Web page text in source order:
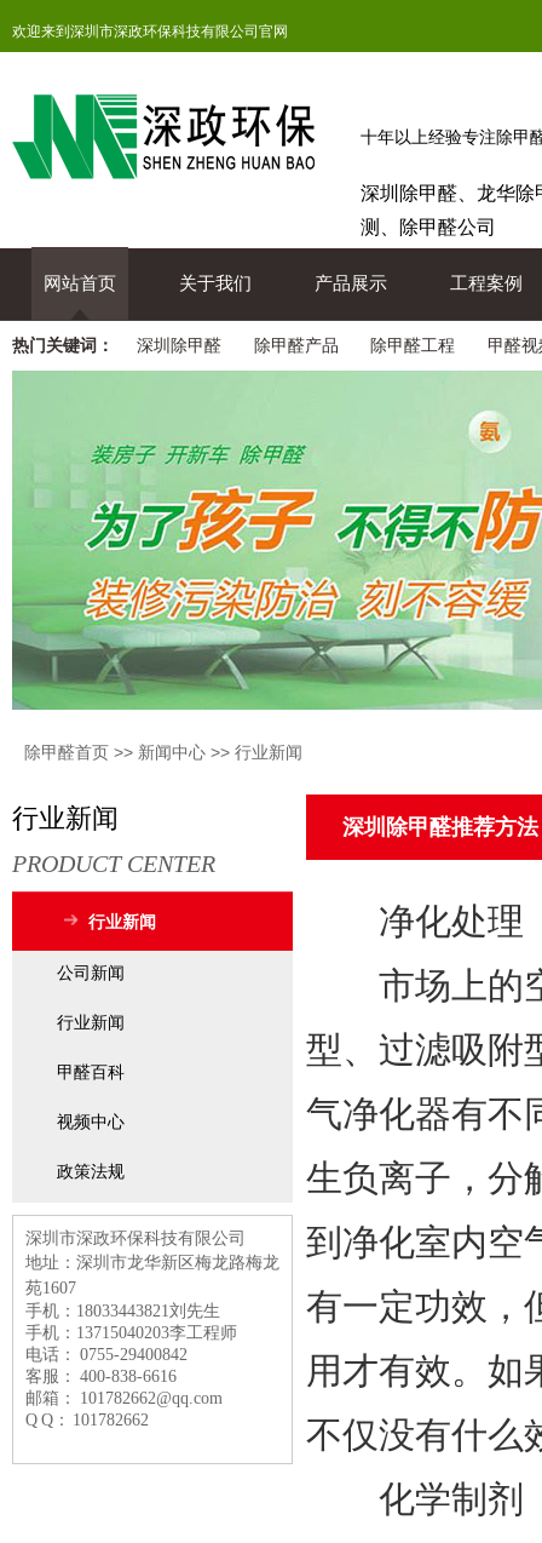
欢迎来到深圳市深政环保科技有限公司官网
十年以上经验专注除甲
深圳除甲醛、龙华除
测、除甲醛公司
网站首页 关于我们 产品展示 工程案例
热门关键词： 深圳除甲醛 除甲醛产品 除甲醛工程 甲醛视
除甲醛首页 >> 新闻中心 >> 行业新闻
深圳除甲醛推荐方
净化处理
市场上的空
型、过滤吸附
气净化器有不
生负离子，分
到净化室内空
有一定功效，
用才有效。如
不仅没有什么
化学制剂
行业新闻
PRODUCT CENTER
行业新闻
公司新闻
行业新闻
甲醛百科
视频中心
政策法规
深圳市深政环保科技有限公司
地址：深圳市龙华新区梅龙路梅龙
苑1607
手机：18033443821刘先生
手机：13715040203李工程师
电话： 0755-29400842
客服： 400-838-6616
邮箱： 101782662@qq.com
Q Q： 101782662